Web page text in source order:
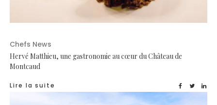
Chefs News
Hervé Matthieu, une gastronomie au cœur du Château de
Montcaud
Lire la suite